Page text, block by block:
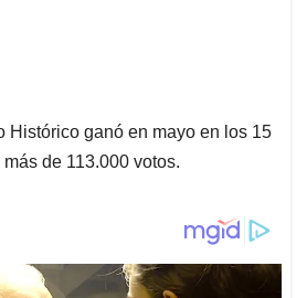
Histórico ganó en mayo en los 15
de 113.000 votos.